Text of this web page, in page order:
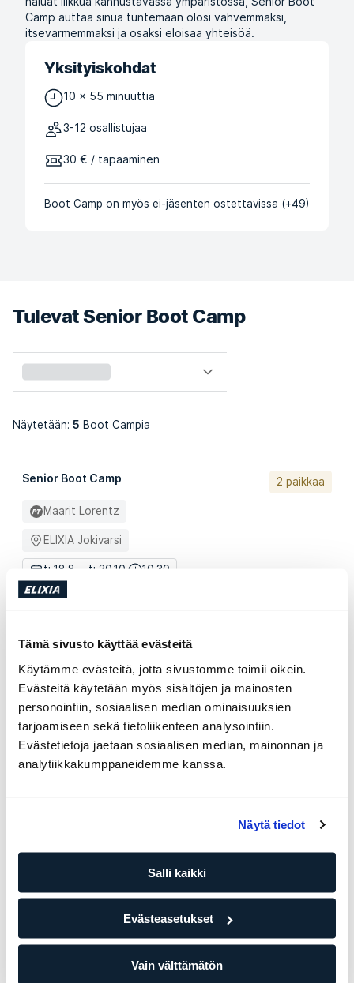
Tämä sivusto käyttää evästeitä
Käytämme evästeitä, jotta sivustomme toimii oikein.
Evästeitä käytetään myös sisältöjen ja mainosten
personointiin, sosiaalisen median ominaisuuksien
tarjoamiseen sekä tietoliikenteen analysointiin.
Evästetietoja jaetaan sosiaalisen median, mainonnan ja
analytiikkakumppaneidemme kanssa.
Näytä tiedot
Salli kaikki
Evästeasetukset
Vain välttämätön
Camp auttaa sinua tuntemaan olosi vahvemmaksi,
itsevarmemmaksi ja osaksi eloisaa yhteisöä.
Yksityiskohdat
10 x 55 minuuttia
3-12 osallistujaa
30 € / tapaaminen
Boot Camp on myös ei-jäsenten ostettavissa (+49)
Tulevat Senior Boot Camp
Näytetään: 5 Boot Campia
Senior Boot Camp
Maarit Lorentz
ELIXIA Jokivarsi
ti 18.8. - ti 20.10. 10.30
2 paikkaa
Senior Boot Camp
ELIXIA Iso Omena
Lisätietoja
4 paikkaa
Lisätietoja